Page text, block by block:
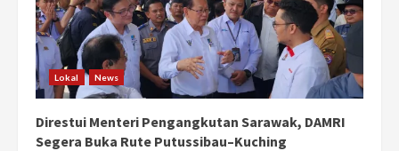
Lokal News
Direstui Menteri Pengangkutan Sarawak, DAMRI
Segera Buka Rute Putussibau–Kuching